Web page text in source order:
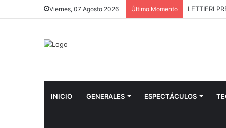
Viernes, 07 Agosto 2026 Último Momento LETTIERI
INICIO GENERALES ESPECTÁCULOS